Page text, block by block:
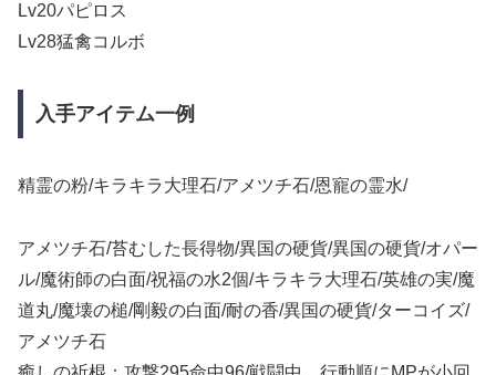
Lv20パピロス
Lv28猛禽コルボ
入手アイテム一例
精霊の粉/キラキラ大理石/アメツチ石/恩寵の霊水/
アメツチ石/苔むした長得物/異国の硬貨/異国の硬貨/オパー
ル/魔術師の白面/祝福の水2個/キラキラ大理石/英雄の実/魔
道丸/魔壊の槌/剛毅の白面/耐の香/異国の硬貨/ターコイズ/
アメツチ石